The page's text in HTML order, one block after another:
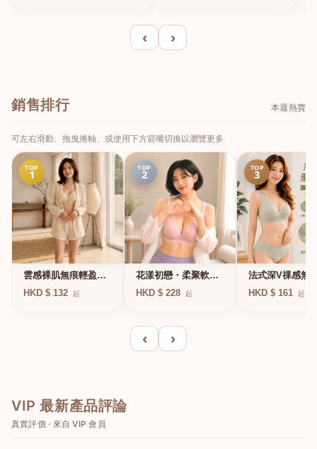
‹ ›
銷售排行 本週熱賣
可左右滑動、拖曳捲軸、或使用下方箭嘴切換以瀏覽更多
TOP
1
雲感裸肌無痕輕盈無
鋼圈內衣
HKD $ 132 起
TOP
2
花漾初戀・柔聚軟鋼
圈蕾絲內衣
HKD $ 228 起
TOP
3
法式深V祼感無
凍軟支撐條無鋼
HKD $ 161 起
‹ ›
VIP 最新產品評論
真實評價 · 來自 VIP 會員